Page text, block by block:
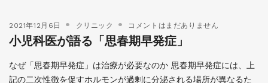
2021年12月6日 クリニック コメントはまだありません
小児科医が語る「思春期早発症」
なぜ「思春期早発症」は治療が必要なのか 思春期早発症には、上
記の二次性徴を促すホルモンが過剰に分泌される場所が異なるた